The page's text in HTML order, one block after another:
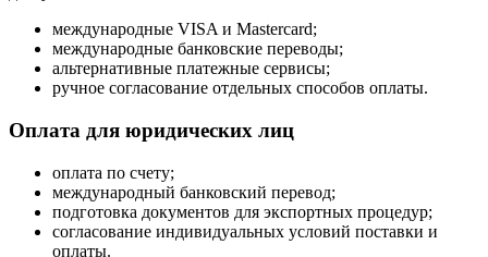
международные VISA и Mastercard;
международные банковские переводы;
альтернативные платежные сервисы;
ручное согласование отдельных способов оплаты.
Оплата для юридических лиц
оплата по счету;
международный банковский перевод;
подготовка документов для экспортных процедур;
согласование индивидуальных условий поставки и
оплаты.